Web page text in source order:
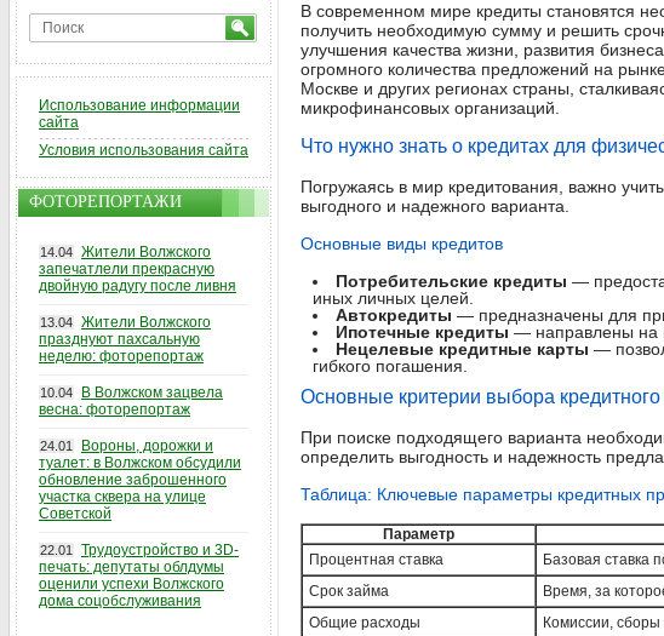
В современном мире кредиты становятся
получить необходимую сумму и решить
улучшения качества жизни, развития
огромного количества предложений на
Москве и других регионах страны,
микрофинансовых организаций.
Что нужно знать о кредитах для
Погружаясь в мир кредитования, важно
выгодного и надежного варианта.
Основные виды кредитов
Потребительские кредиты —
иных личных целей.
Автокредиты — предназначены для
Ипотечные кредиты — направлены на
Нецелевые кредитные карты —
гибкого погашения.
Основные критерии выбора кредитного
При поиске подходящего варианта
определить выгодность и надежность
Таблица: Ключевые параметры кредитных
Параметр
Процентная ставка
Базовая ставка
Срок займа
Время, за
Общие расходы
Комиссии,
Использование информации
сайта
Условия использования сайта
ФОТОРЕПОРТАЖИ
14.04 Жители Волжского
запечатлели прекрасную
двойную радугу после ливня
13.04 Жители Волжского
празднуют пахсальную
неделю: фоторепортаж
10.04
В Волжском зацвела
весна: фоторепортаж
24.01
Вороны, дорожки и
туалет: в Волжском обсудили
обновление заброшенного
участка сквера на улице
Советской
22.01
Трудоустройство и 3D-
печать: депутаты облдумы
оценили успехи Волжского
дома соцобслуживания